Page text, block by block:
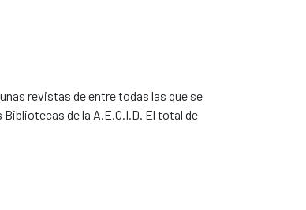
revistas de entre todas las que se
de la A.E.C.I.D. El total de